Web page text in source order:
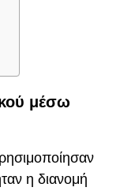
μέσω
η διανομή